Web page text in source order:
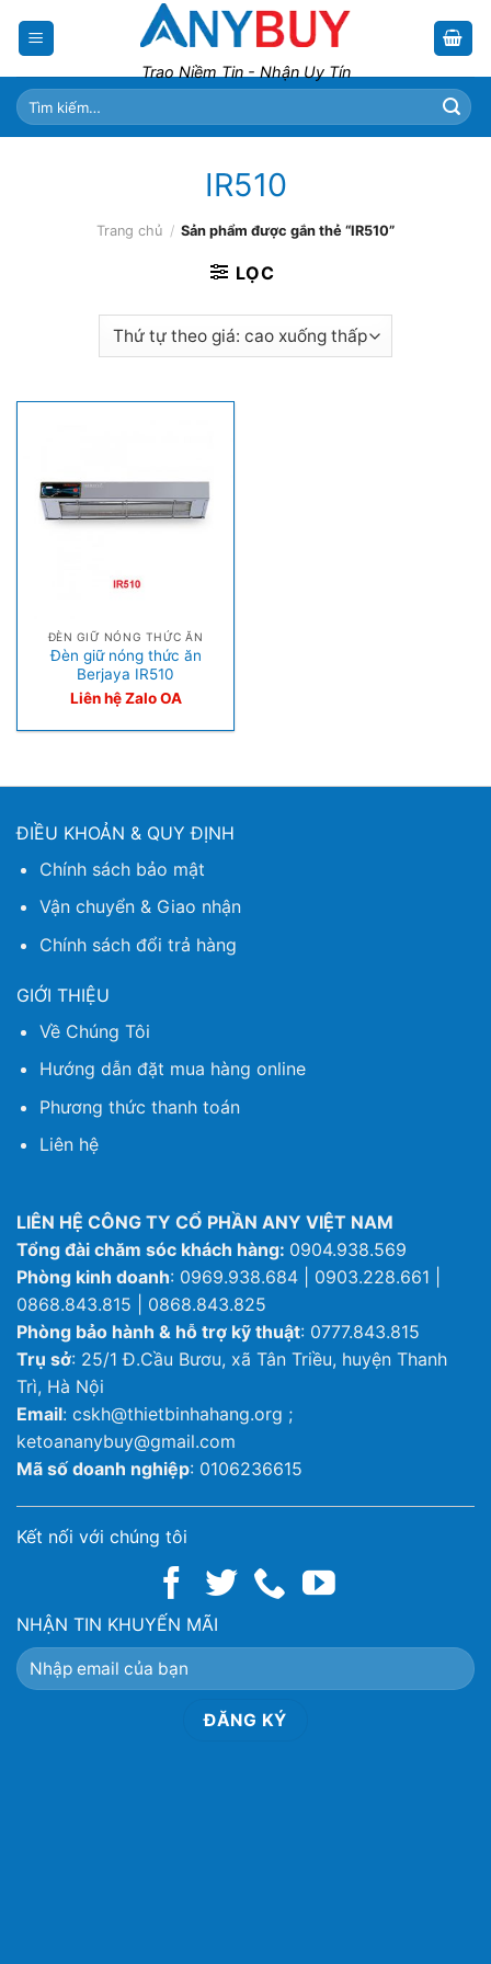
Trao Niềm Tin - Nhận Uy Tín
Tìm
kiếm:
IR510
Trang chủ / Sản phẩm được gắn thẻ “IR510”
LỌC
ĐÈN GIỮ NÓNG THỨC ĂN
Đèn giữ nóng thức ăn
Berjaya IR510
Liên hệ Zalo OA
ĐIỀU KHOẢN & QUY ĐỊNH
Chính sách bảo mật
Vận chuyển & Giao nhận
Chính sách đổi trả hàng
GIỚI THIỆU
Về Chúng Tôi
Hướng dẫn đặt mua hàng online
Phương thức thanh toán
Liên hệ
LIÊN HỆ CÔNG TY CỔ PHẦN ANY VIỆT NAM
Tổng đài chăm sóc khách hàng: 0904.938.569
Phòng kinh doanh: 0969.938.684 | 0903.228.661 |
0868.843.815 | 0868.843.825
Phòng bảo hành & hỗ trợ kỹ thuật: 0777.843.815
Trụ sở: 25/1 Đ.Cầu Bươu, xã Tân Triều, huyện Thanh
Trì, Hà Nội
Email: cskh@thietbinhahang.org ;
ketoananybuy@gmail.com
Mã số doanh nghiệp: 0106236615
Kết nối với chúng tôi
NHẬN TIN KHUYẾN MÃI